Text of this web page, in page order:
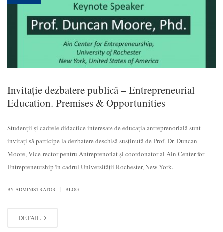
Invitație dezbatere publică – Entrepreneurial
Education. Premises & Opportunities
Studenții și cadrele didactice interesate de educația antreprenorială sunt
invitați să participe la dezbatere deschisă susținută de Prof. Dr. Duncan
Moore, Vice-rector pentru Antreprenoriat și coordonator al Ain Center for
Entrepreneurship în cadrul Universității Rochester, New York.
BY ADMINISTRATOR BLOG
DETAIL